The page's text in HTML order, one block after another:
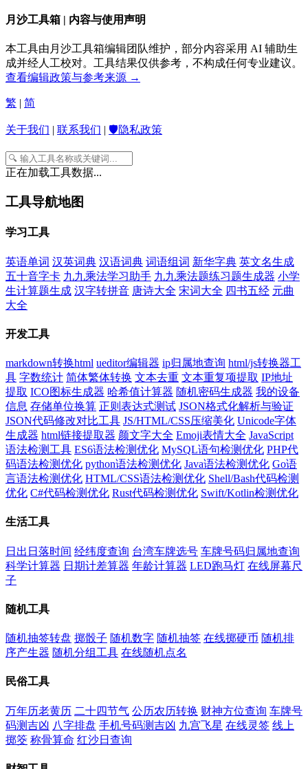
月沙工具箱 | 内容与使用声明
本工具由月沙工具箱编辑团队维护，部分内容采用 AI 辅助生
成并经人工校对。工具结果仅供参考，不构成任何专业建议。
查看编辑政策与参考来源 →
繁 | 简
关于我们 | 联系我们 | 🛡️隐私政策
正在加载工具数据...
工具导航地图
学习工具
英语单词 汉英词典 汉语词典 词语组词 新华字典 英文名生成
五十音字卡 九九乘法学习助手 九九乘法题练习题生成器 小学
生计算题生成 汉字转拼音 唐诗大全 宋词大全 四书五经 元曲
大全
开发工具
markdown转换html ueditor编辑器 ip归属地查询 html/js转换器工
具 字数统计 简体繁体转换 文本去重 文本重复项提取 IP地址
提取 ICO图标生成器 哈希值计算器 随机密码生成器 我的设备
信息 存储单位换算 正则表达式测试 JSON格式化解析与验证
JSON代码修改对比工具 JS/HTML/CSS压缩美化 Unicode字体
生成器 html链接提取器 颜文字大全 Emoji表情大全 JavaScript
语法检测工具 ES6语法检测优化 MySQL语句检测优化 PHP代
码语法检测优化 python语法检测优化 Java语法检测优化 Go语
言语法检测优化 HTML/CSS语法检测优化 Shell/Bash代码检测
优化 C#代码检测优化 Rust代码检测优化 Swift/Kotlin检测优化
生活工具
日出日落时间 经纬度查询 台湾车牌选号 车牌号码归属地查询
科学计算器 日期计差算器 年龄计算器 LED跑马灯 在线屏幕尺
子
随机工具
随机抽签转盘 掷骰子 随机数字 随机抽签 在线掷硬币 随机排
序产生器 随机分组工具 在线随机点名
民俗工具
万年历老黄历 二十四节气 公历农历转换 财神方位查询 车牌号
码测吉凶 八字排盘 手机号码测吉凶 九宫飞星 在线灵签 线上
掷筊 称骨算命 红沙日查询